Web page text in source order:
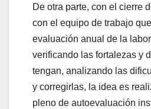
De otra parte, con el cierre
con el equipo de trabajo
evaluación anual de la
verificando las fortalezas y
tengan, analizando las
y corregirlas, la idea es
pleno de autoevaluación